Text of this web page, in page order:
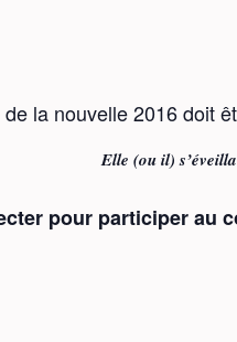
la nouvelle 2016 doit
Elle (ou il)
pour participer au